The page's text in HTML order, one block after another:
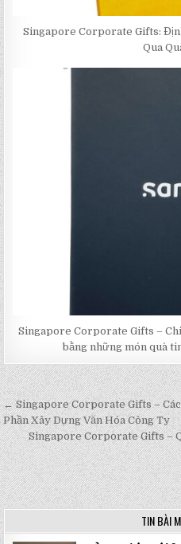
Singapore Corporate Gifts:
Qua
Singapore Corporate Gifts –
bằng những món quà
Post
navigation
← Singapore Corporate Gifts –
Phần Xây Dựng Văn Hóa Công Ty
Singapore Corporate Gifts –
TIN BÀI